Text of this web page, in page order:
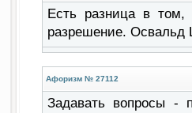
Есть разница в
разрешение. Освальд
Афоризм № 27112
Задавать вопросы -